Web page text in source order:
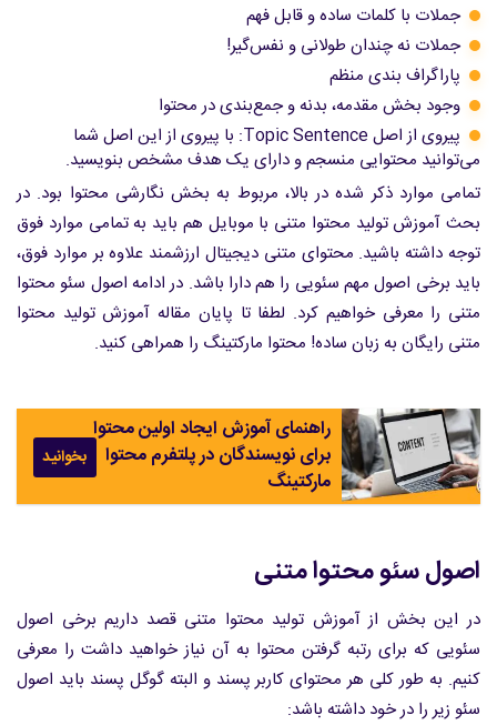
جملات با کلمات ساده و قابل فهم
جملات نه چندان طولانی و نفس‌گیر!
پاراگراف بندی منظم
وجود بخش مقدمه، بدنه و جمع‌بندی در محتوا
پیروی از اصل Topic Sentence: با پیروی از این اصل شما
می‌توانید محتوایی منسجم و دارای یک هدف مشخص بنویسید.
تمامی موارد ذکر شده در بالا، مربوط به بخش نگارشی محتوا بود. در
بحث آموزش تولید محتوا متنی با موبایل هم باید به تمامی موارد فوق
توجه داشته باشید. محتوای متنی دیجیتال ارزشمند علاوه بر موارد فوق،
باید برخی اصول مهم سئویی را هم دارا باشد. در ادامه اصول سئو محتوا
متنی را معرفی خواهیم کرد. لطفا تا پایان مقاله آموزش تولید محتوا
متنی رایگان به زبان ساده! محتوا مارکتینگ را همراهی کنید.
راهنمای آموزش ایجاد اولین محتوا
برای نویسندگان در پلتفرم محتوا
مارکتینگ
بخوانید
اصول سئو محتوا متنی
در این بخش از آموزش تولید محتوا متنی قصد داریم برخی اصول
سئویی که برای رتبه گرفتن محتوا به آن نیاز خواهید داشت را معرفی
کنیم. به طور کلی هر محتوای کاربر پسند و البته گوگل پسند باید اصول
سئو زیر را در خود داشته باشد: